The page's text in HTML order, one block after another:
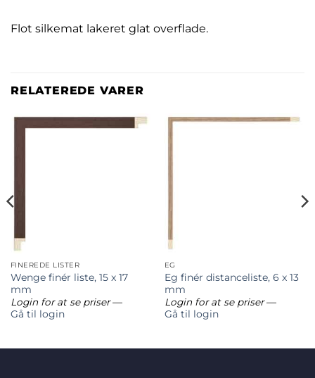
Flot silkemat lakeret glat overflade.
RELATEREDE VARER
FINEREDE LISTER
Wenge finér liste, 15 x 17
mm
Login for at se priser—
Gå til login
EG
Eg finér distanceliste, 6 x 13
mm
Login for at se priser—
Gå til login